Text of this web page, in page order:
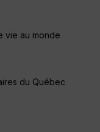
vie au monde
du Québec